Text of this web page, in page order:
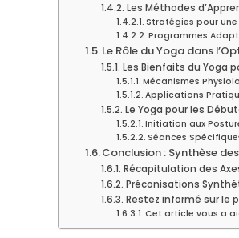
Les Méthodes
Stratégies pour
Programmes
Le Rôle du Yoga dans
Les Bienfaits du Yoga
Mécanismes
Applications
Le Yoga pour les
Initiation aux
Séances
Conclusion : Synthèse
Récapitulation des
Préconisations
Restez informé sur le
Cet article vous a